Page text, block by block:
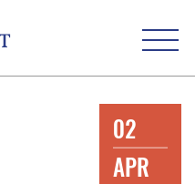
02
APR